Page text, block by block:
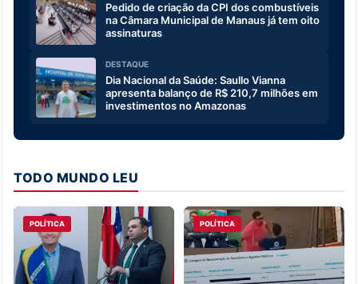
Pedido de criação da CPI dos combustíveis
na Câmara Municipal de Manaus já tem oito
assinaturas
DESTAQUE
Dia Nacional da Saúde: Saullo Vianna
apresenta balanço de R$ 210,7 milhões em
investimentos no Amazonas
TODO MUNDO LEU
POLÍTICA POLÍTICA